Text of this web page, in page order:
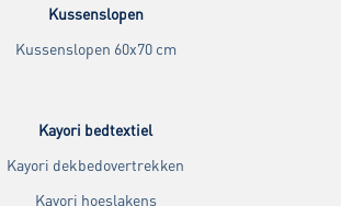
Kussenslopen
Kussenslopen 60x70 cm
Kayori bedtextiel
Kayori dekbedovertrekken
Kayori hoeslakens